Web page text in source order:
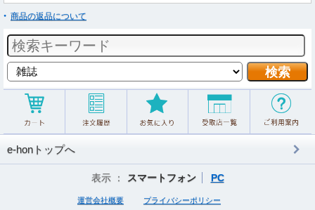
商品の返品について
e-honトップへ
表示 ： スマートフォン PC
運営会社概要 プライバシーポリシー